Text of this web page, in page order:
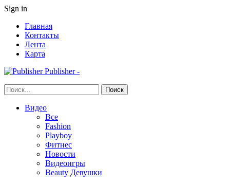
Sign in
Главная
Контакты
Лента
Карта
Publisher -
Видео
Все
Fashion
Playboy
Фитнес
Новости
Видеоигры
Beauty Девушки